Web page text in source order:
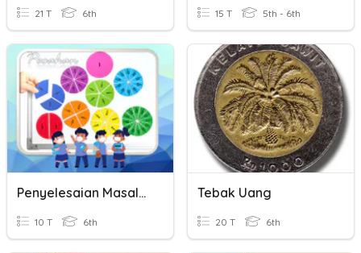
21 T 6th 15 T 5th - 6th
Penyelesaian Masalah Pecahan
10 T 6th
Tebak Uang
20 T 6th